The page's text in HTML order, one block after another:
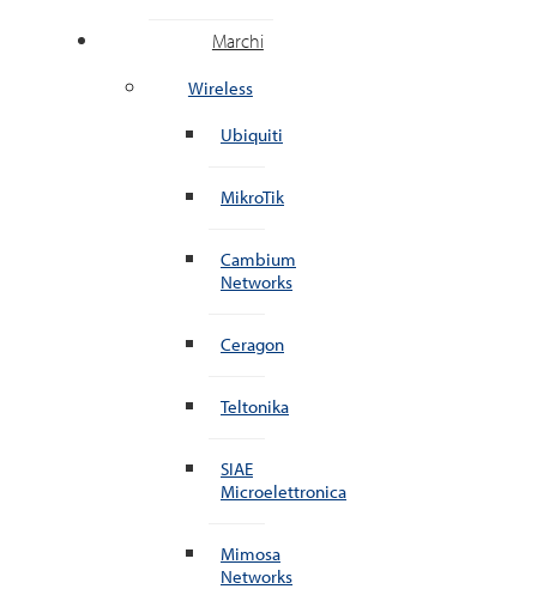
Marchi
Wireless
Ubiquiti
MikroTik
Cambium
Networks
Ceragon
Teltonika
SIAE
Microelettronica
Mimosa
Networks